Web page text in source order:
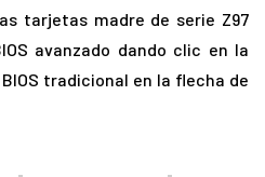
tarjetas madre de serie Z97
avanzado dando clic en la
tradicional en la flecha de